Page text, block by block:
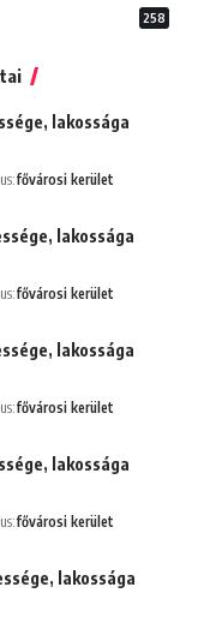
258
lakossága
fővárosi kerület
lakossága
fővárosi kerület
lakossága
fővárosi kerület
lakossága
fővárosi kerület
lakossága